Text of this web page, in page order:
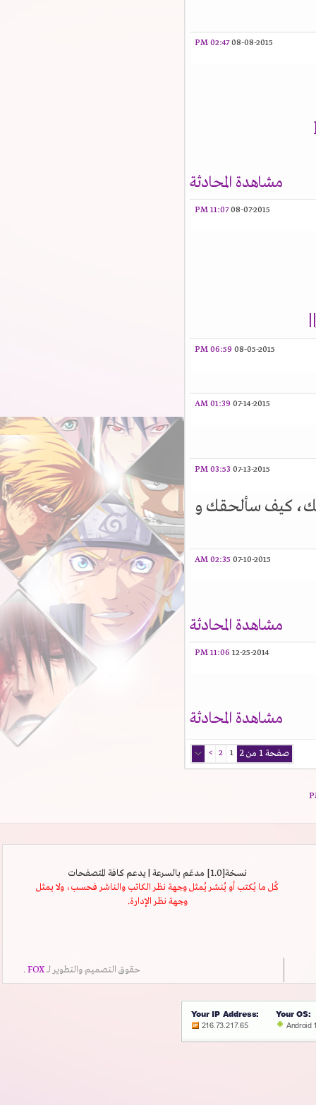
08-08-2015
02:47 PM
مشاهدة المحادثة
08-07-2015
11:07 PM
08-05-2015
06:59 PM
07-14-2015
01:39 AM
07-13-2015
03:53 PM
كيف سألحقك و
07-10-2015
02:35 AM
مشاهدة المحادثة
12-25-2014
11:06 PM
مشاهدة المحادثة
صفحة 1 من 2 2
>
نسخة[1.0] مدعَم بالسرعة | يدعم كافة المتصفحات
كُل ما يُكتب أو يُنشر يُمثل وجهة نظر الكاتب والناشر فحسب، ولا يمثل
وجهة نظر الإدارة.
حقوق التصميم والتطوير لــFOX
.